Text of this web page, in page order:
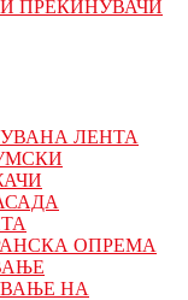
ПРЕКИНУВАЧИ
ЛЕНТА
ОПРЕМА
НА